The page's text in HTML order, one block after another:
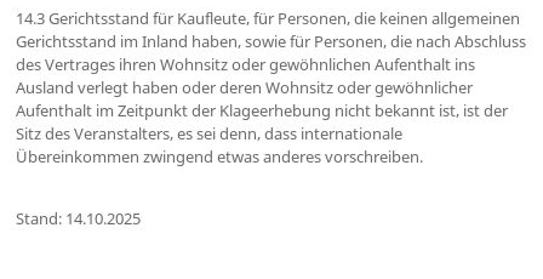
14.3 Gerichtsstand für Kaufleute, für Personen, die keinen allgemeinen
Gerichtsstand im Inland haben, sowie für Personen, die nach Abschluss
des Vertrages ihren Wohnsitz oder gewöhnlichen Aufenthalt ins
Ausland verlegt haben oder deren Wohnsitz oder gewöhnlicher
Aufenthalt im Zeitpunkt der Klageerhebung nicht bekannt ist, ist der
Sitz des Veranstalters, es sei denn, dass internationale
Übereinkommen zwingend etwas anderes vorschreiben.
Stand: 14.10.2025